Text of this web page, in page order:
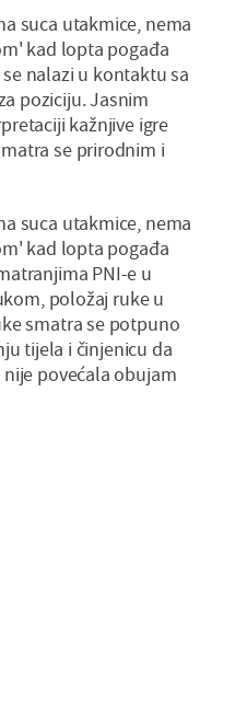
suca utakmice, nema
kad lopta pogađa
nalazi u kontaktu sa
poziciju. Jasnim
kažnjive igre
se prirodnim i
suca utakmice, nema
kad lopta pogađa
PNI-e u
položaj ruke u
smatra se potpuno
tijela i činjenicu da
povećala obujam